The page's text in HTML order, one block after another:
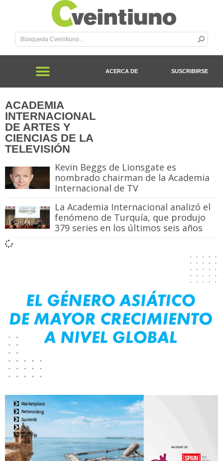
ACERCA DE SUSCRIBIRSE
ACADEMIA
INTERNACIONAL
DE ARTES Y
CIENCIAS DE LA
TELEVISIÓN
Kevin Beggs de Lionsgate es
nombrado chairman de la Academia
Internacional de TV
La Academia Internacional analizó el
fenómeno de Turquía, que produjo
379 series en los últimos seis años